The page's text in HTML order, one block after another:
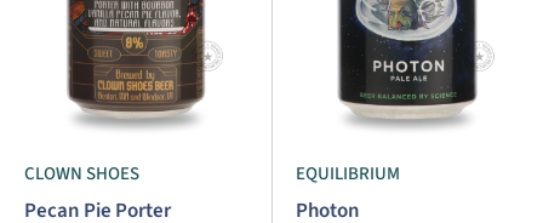
CLOWN SHOES
Pecan Pie Porter
EQUILIBRIUM
Photon